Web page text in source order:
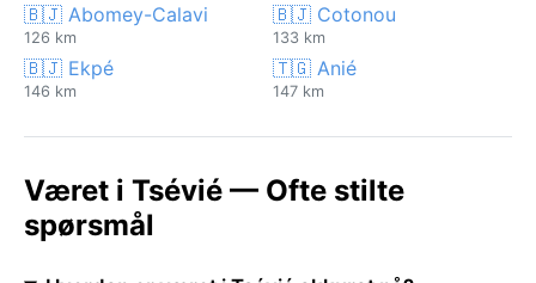
🇧🇯 Abomey-Calavi
126 km
🇧🇯 Cotonou
133 km
🇧🇯 Ekpé
146 km
🇹🇬 Anié
147 km
Været i Tsévié — Ofte stilte
spørsmål